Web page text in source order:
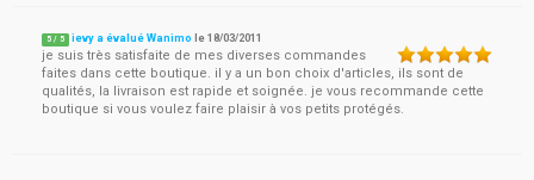
5 / 5 ievy a évalué Wanimo le18/03/2011
je suis très satisfaite de mes diverses commandes
faites dans cette boutique. il y a un bon choix d'articles, ils sont de
qualités, la livraison est rapide et soignée. je vous recommande cette
boutique si vous voulez faire plaisir à vos petits protégés.